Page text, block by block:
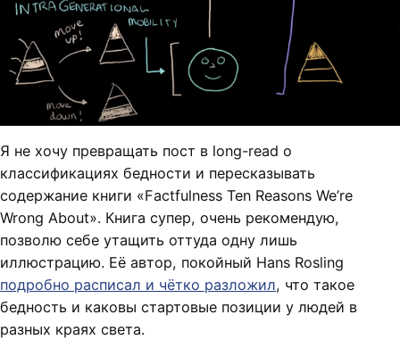
Я не хочу превращать пост в long-read о
классификациях бедности и пересказывать
содержание книги «Factfulness Ten Reasons We’re
Wrong About». Книга супер, очень рекомендую,
позволю себе утащить оттуда одну лишь
иллюстрацию. Её автор, покойный Hans Rosling
подробно расписал и чётко разложил, что такое
бедность и каковы стартовые позиции у людей в
разных краях света.